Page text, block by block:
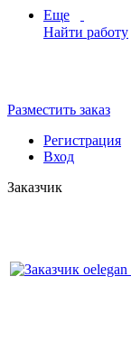
Еще
Найти работу
Разместить заказ
Регистрация
Вход
Заказчик